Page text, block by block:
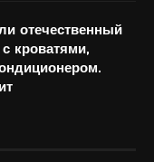
отечественный
кроватями,